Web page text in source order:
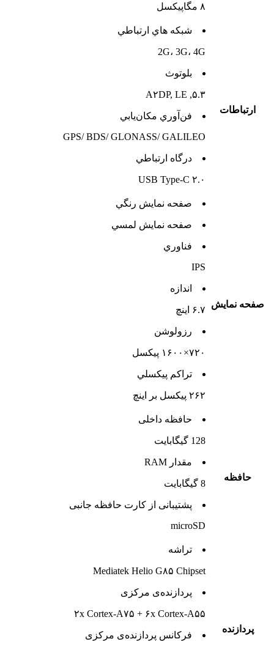
۸ مگاپیکسل
ارتباطات
شبکه هاي ارتباطي
2G، 3G، 4G
بلوتوث
۵.۳, A۲DP, LE
فن‌آوري مکان‌يابي
GPS/ BDS/ GLONASS/ GALILEO
درگاه ارتباطي
USB Type-C ۲.۰
صفحه نمايش
صفحه نمايش رنگي
صفحه نمايش لمسي
فناوري
IPS
اندازه
۶.۷ اینچ
رزولوشن
۷۲۰×۱۶۰۰ پیکسل
تراکم پيکسلي
۲۶۲ پیکسل بر اینچ
حافظه
حافظه داخلی
128 گيگابايت
مقدار RAM
8 گیگابایت
پشتيبانی از کارت حافظه جانبی
microSD
پردازنده
تراشه
Mediatek Helio G۸۵ Chipset
پردازنده‌ی مرکزی
۲x Cortex-A۷۵ + ۶x Cortex-A۵۵
فرکانس پردازنده‌ی مرکزی